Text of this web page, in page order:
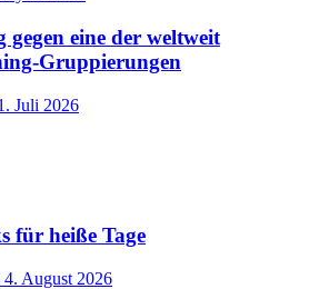
eine der weltweit
Gruppierungen
Juli 2026
für heiße Tage
4. August 2026